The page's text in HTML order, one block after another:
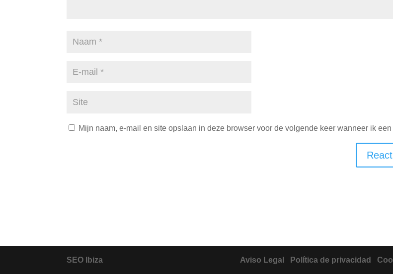
Mijn naam, e-mail en site opslaan in deze browser voor de volgende keer wanneer ik
SEO Ibiza Aviso Legal Política de privacidad